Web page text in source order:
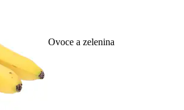
Ovoce a zelenina